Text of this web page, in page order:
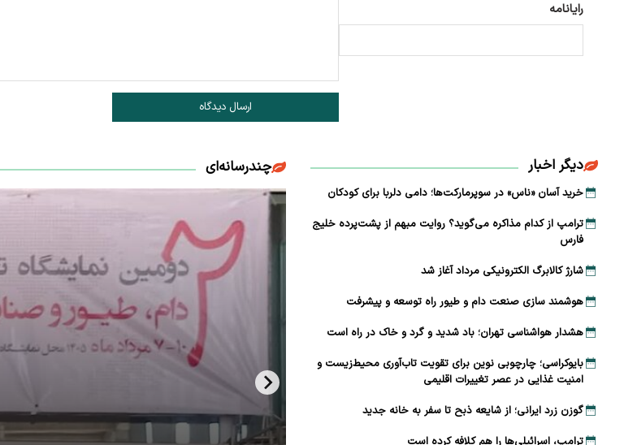
رایانامه
ارسال دیدگاه
دیگر اخبار
خرید آسان «ناس» در سوپرمارکت‌ها؛ دامی دلربا برای کودکان
ترامپ از کدام مذاکره می‌گوید؟ روایت مبهم از پشت‌پرده خلیج
فارس
شارژ کالابرگ الکترونیکی مرداد آغاز شد
هوشمند سازی صنعت دام و طیور راه توسعه و پیشرفت
هشدار هواشناسی تهران؛ باد شدید و گرد و خاک در راه است
بایوکراسی؛ چارچوبی نوین برای تقویت تاب‌آوری محیط‌زیست و
امنیت غذایی در عصر تغییرات اقلیمی
گوزن زرد ایرانی؛ از شایعه ذبح تا سفر به خانه جدید
ترامپ، اسرائیلی‌ها را هم کلافه کرده است
چندرسانه‌ای